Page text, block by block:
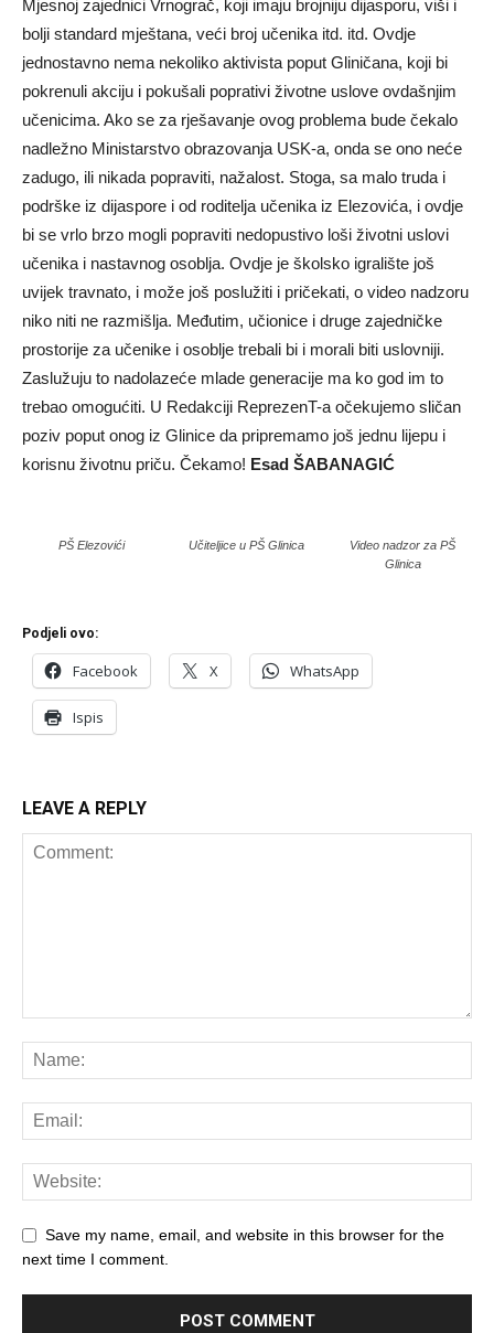
Mjesnoj zajednici Vrnograč, koji imaju brojniju dijasporu, viši i
bolji standard mještana, veći broj učenika itd. itd. Ovdje
jednostavno nema nekoliko aktivista poput Gliničana, koji bi
pokrenuli akciju i pokušali poprativi životne uslove ovdašnjim
učenicima. Ako se za rješavanje ovog problema bude čekalo
nadležno Ministarstvo obrazovanja USK-a, onda se ono neće
zadugo, ili nikada popraviti, nažalost. Stoga, sa malo truda i
podrške iz dijaspore i od roditelja učenika iz Elezovića, i ovdje
bi se vrlo brzo mogli popraviti nedopustivo loši životni uslovi
učenika i nastavnog osoblja. Ovdje je školsko igralište još
uvijek travnato, i može još poslužiti i pričekati, o video nadzoru
niko niti ne razmišlja. Međutim, učionice i druge zajedničke
prostorije za učenike i osoblje trebali bi i morali biti uslovniji.
Zaslužuju to nadolazeće mlade generacije ma ko god im to
trebao omogućiti. U Redakciji ReprezenT-a očekujemo sličan
poziv poput onog iz Glinice da pripremamo još jednu lijepu i
korisnu životnu priču. Čekamo! Esad ŠABANAGIĆ
PŠ Elezovići Učiteljice u PŠ Glinica
Video nadzor za PŠ
Glinica
Podjeli ovo:
Facebook X WhatsApp
Ispis
LEAVE A REPLY
Save my name, email, and website in this browser for the
next time I comment.